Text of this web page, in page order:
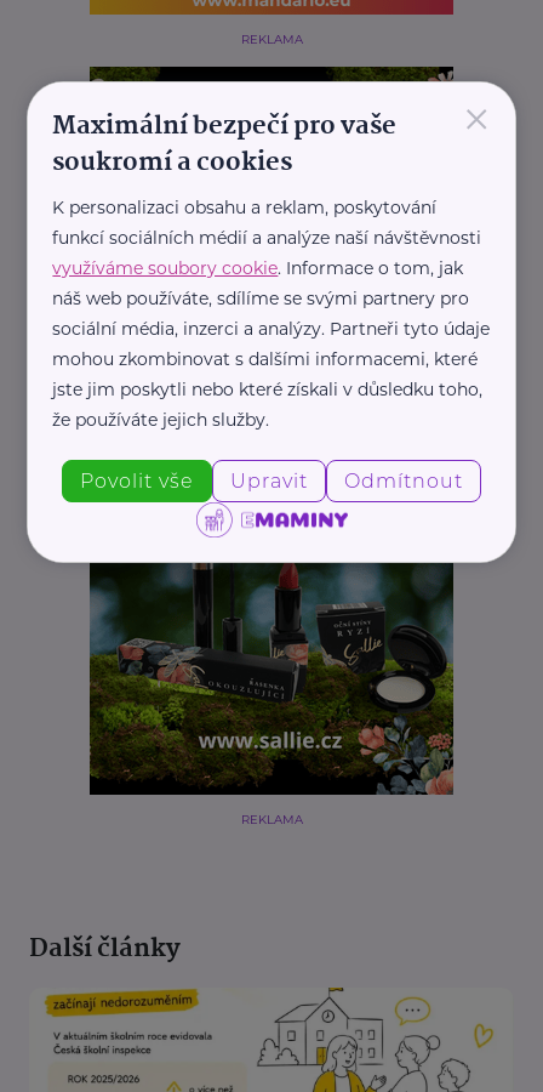
REKLAMA
REKLAMA
Další články
×
Maximální bezpečí pro vaše
soukromí a cookies
K personalizaci obsahu a reklam, poskytování
funkcí sociálních médií a analýze naší návštěvnosti
využíváme soubory cookie. Informace o tom, jak
náš web používáte, sdílíme se svými partnery pro
sociální média, inzerci a analýzy. Partneři tyto údaje
mohou zkombinovat s dalšími informacemi, které
jste jim poskytli nebo které získali v důsledku toho,
že používáte jejich služby.
Povolit vše Upravit Odmítnout